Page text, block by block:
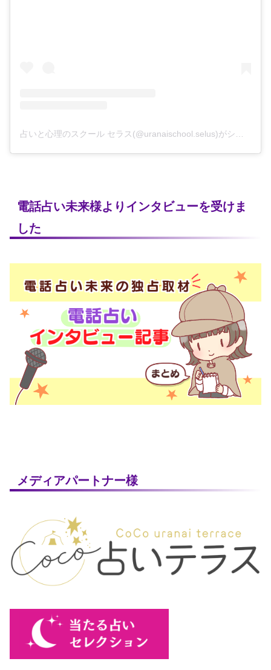
電話占い未来様よりインタビューを受けま
した
メディアパートナー様